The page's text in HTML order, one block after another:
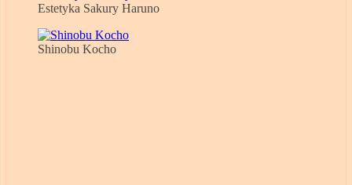
Estetyka Sakury Haruno
Shinobu Kocho